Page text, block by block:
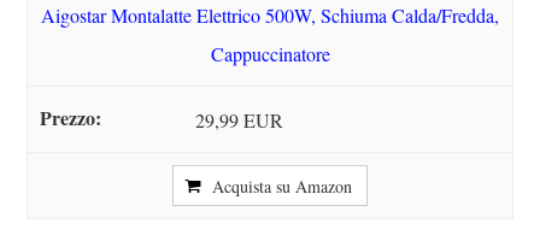
Aigostar Montalatte Elettrico 500W, Schiuma Calda/Fredda,
Cappuccinatore
29,99 EUR
Acquista su Amazon